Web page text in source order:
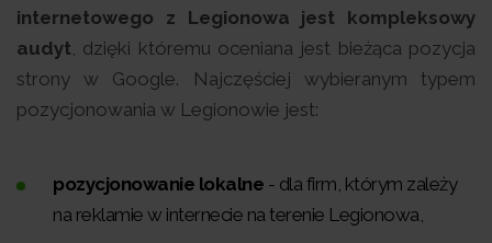
internetowego z Legionowa jest kompleksowy
audyt , dzięki któremu oceniana jest bieżąca pozycja
strony w Google. Najczęściej wybieranym typem
pozycjonowania w Legionowie jest:
pozycjonowanie lokalne - dla firm, którym zależy
na reklamie w internecie na terenie Legionowa,